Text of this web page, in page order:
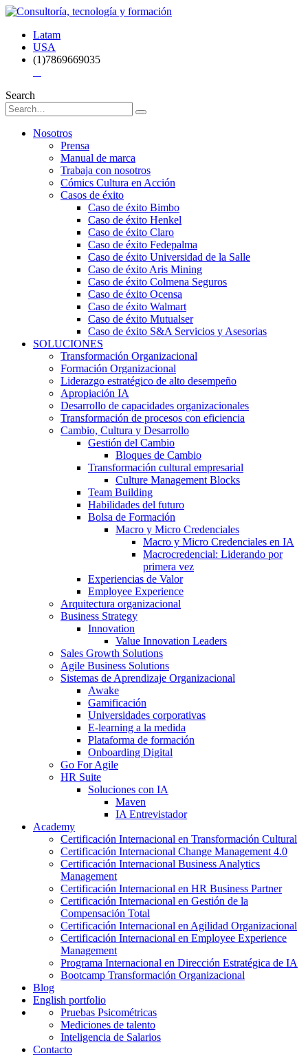
Latam
USA
(1)7869669035
Search
Nosotros
Prensa
Manual de marca
Trabaja con nosotros
Cómics Cultura en Acción
Casos de éxito
Caso de éxito Bimbo
Caso de éxito Henkel
Caso de éxito Claro
Caso de éxito Fedepalma
Caso de éxito Universidad de la Salle
Caso de éxito Aris Mining
Caso de éxito Colmena Seguros
Caso de éxito Ocensa
Caso de éxito Walmart
Caso de éxito Mutualser
Caso de éxito S&A Servicios y Asesorias
SOLUCIONES
Transformación Organizacional
Formación Organizacional
Liderazgo estratégico de alto desempeño
Apropiación IA
Desarrollo de capacidades organizacionales
Transformación de procesos con eficiencia
Cambio, Cultura y Desarrollo
Gestión del Cambio
Bloques de Cambio
Transformación cultural empresarial
Culture Management Blocks
Team Building
Habilidades del futuro
Bolsa de Formación
Macro y Micro Credenciales
Macro y Micro Credenciales en IA
Macrocredencial: Liderando por
primera vez
Experiencias de Valor
Employee Experience
Arquitectura organizacional
Business Strategy
Innovation
Value Innovation Leaders
Sales Growth Solutions
Agile Business Solutions
Sistemas de Aprendizaje Organizacional
Awake
Gamificación
Universidades corporativas
E-learning a la medida
Plataforma de formación
Onboarding Digital
Go For Agile
HR Suite
Soluciones con IA
Maven
IA Entrevistador
Academy
Certificación Internacional en Transformación Cultural
Certificación Internacional Change Management 4.0
Certificación Internacional Business Analytics
Management
Certificación Internacional en HR Business Partner
Certificación Internacional en Gestión de la
Compensación Total
Certificación Internacional en Agilidad Organizacional
Certificación Internacional en Employee Experience
Management
Programa Internacional en Dirección Estratégica de IA
Bootcamp Transformación Organizacional
Blog
English portfolio
Pruebas Psicométricas
Mediciones de talento
Inteligencia de Salarios
Contacto